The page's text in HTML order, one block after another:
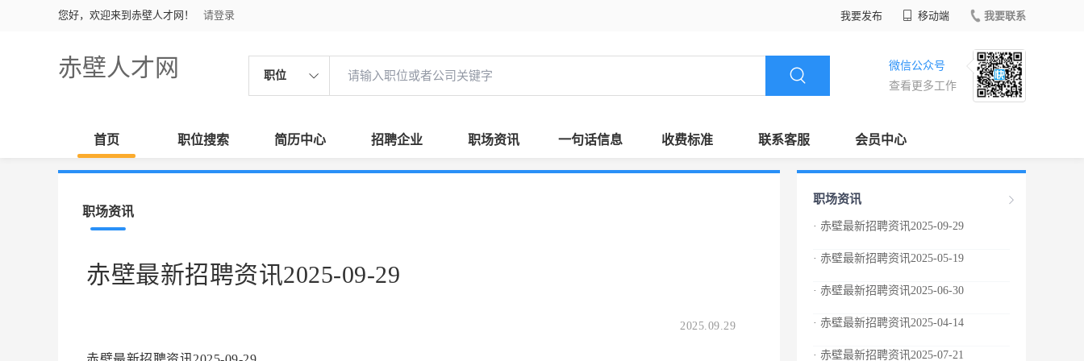
您好，欢迎来到赤壁人才网！ 请登录 我要发布 移动端 我要联系
赤壁人才网 职位
微信公众号
查看更多工作
首页 职位搜索 简历中心 招聘企业 职场资讯 一句话信息 收费标准 联系客服 会员中心
职场资讯
赤壁最新招聘资讯2025-09-29
2025.09.29
职场资讯
· 赤壁最新招聘资讯2025-09-29
· 赤壁最新招聘资讯2025-05-19
· 赤壁最新招聘资讯2025-06-30
· 赤壁最新招聘资讯2025-04-14
· 赤壁最新招聘资讯2025-07-21